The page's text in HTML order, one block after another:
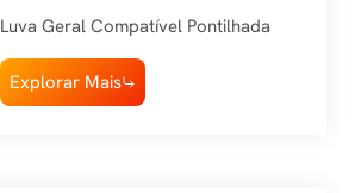
Compatível Com Espuma De
Nitrilo Snell Pontilhada
Luva Geral Compatível Pontilhada
Explorar Mais